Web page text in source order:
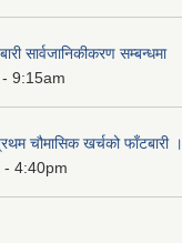
सार्वजानिकीकरण सम्बन्धमा
9:15am
चौमासिक खर्चको फाँटबारी ।
- 4:40pm